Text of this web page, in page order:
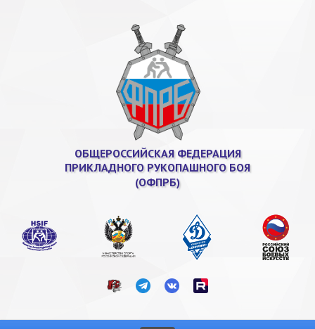
ОБЩЕРОССИЙСКАЯ ФЕДЕРАЦИЯ
ПРИКЛАДНОГО РУКОПАШНОГО БОЯ
(ОФПРБ)